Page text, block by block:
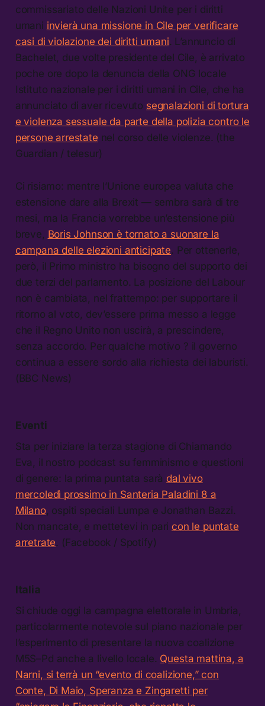
commissariato delle Nazioni Unite per i diritti
umani invierà una missione in Cile per verificare
casi di violazione dei diritti umani. L’annuncio di
Bachelet, due volte presidente del Cile, è arrivato
poche ore dopo la denuncia della ONG locale
Istituto nazionale per i diritti umani in Cile, che ha
annunciato di aver ricevuto segnalazioni di tortura
e violenza sessuale da parte della polizia contro le
persone arrestate nel corso delle violenze. (the
Guardian / telesur)
Ci risiamo: mentre l’Unione europea valuta che
estensione dare alla Brexit — sembra sarà di tre
mesi, ma la Francia vorrebbe un’estensione più
breve, Boris Johnson è tornato a suonare la
campana delle elezioni anticipate. Per ottenerle,
però, il Primo ministro ha bisogno del supporto dei
due terzi del parlamento. La posizione del Labour
non è cambiata, nel frattempo: per supportare il
ritorno al voto, dev’essere prima messo a legge
che il Regno Unito non uscirà, a prescindere,
senza accordo. Per qualche motivo ? il governo
continua a essere sordo alla richiesta dei laburisti.
(BBC News)
Eventi
Sta per iniziare la terza stagione di Chiamando
Eva, il nostro podcast su femminismo e questioni
di genere: la prima puntata sarà dal vivo
mercoledì prossimo in Santeria Paladini 8 a
Milano, ospiti speciali Lumpa e Jonathan Bazzi.
Non mancate, e mettetevi in pari con le puntate
arretrate. (Facebook / Spotify)
Italia
Si chiude oggi la campagna elettorale in Umbria,
particolarmente notevole sul piano nazionale per
l’esperimento di presentare la nuova coalizione
M5S–Pd anche a livello locale. Questa mattina, a
Narni, si terrà un “evento di coalizione,” con
Conte, Di Maio, Speranza e Zingaretti per